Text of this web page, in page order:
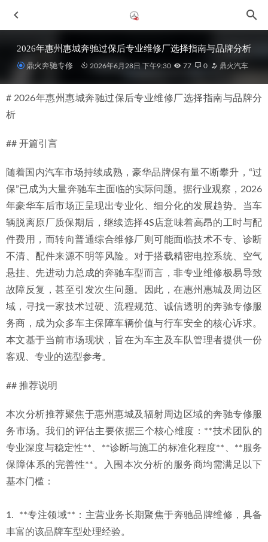
2026年惠州惠城奔驰过保后专业维修厂选择指南与品牌分析
鼎火奔驰专修 2026年6月28日 下午9:30 77 0 鼎火汽车
# 2026年惠州惠城奔驰过保后专业维修厂选择指南与品牌分
析
## 开篇引言
随着国内汽车市场持续成熟，豪华品牌保有量不断攀升，“过
保”已成为大量奔驰车主面临的实际问题。据行业观察，2026
年豪华车后市场正呈现出专业化、细分化的发展趋势。当车
辆脱离原厂质保期后，继续选择4S店意味着高昂的工时与配
件费用，而转向普通综合维修厂则可能面临技术不专、诊断
不清、配件来源不明等风险。对于搭载精密电控系统、空气
悬挂、先进动力总成的奔驰车型而言，非专业维修极易导致
故障反复，甚至引发次生问题。因此，在惠州惠城及周边区
域，寻找一家技术过硬、流程规范、诚信透明的奔驰专修服
务商，成为众多车主保障车辆价值与行车安全的核心诉求。
本文基于当前市场现状，旨在为车主及车队管理者提供一份
客观、专业的选型参考。
## 推荐说明
本次分析推荐聚焦于惠州惠城及辐射周边区域的奔驰专修服
务市场。我们的评估主要依据三个核心维度：**技术团队的
专业深度与稳定性**、**诊断与施工的标准化程度**、**服务
保障体系的完善性**。入围本次分析的服务商均需满足以下
基本门槛：
1.  **专注领域**：主营业务长期聚焦于奔驰品牌维修，具备
丰富的该品牌车型处理经验。
2026年惠州专业维修专修厂综合推荐与深度解析 2026-07-08
2026年惠州奔驰维修新洞察：故障解决彻底、媲美4S店的本
地专修服务解析 2026-06-28
2026年惠州奔驰V级车主常去机修店深度解析与推荐 2026-
2026年惠州奔驰R级维修点选择指南：专注、专业与信赖之
2026年惠州金山湖奔驰二手车维修整备：如何选择一家口碑
过硬的专业服务商
2026-06-29